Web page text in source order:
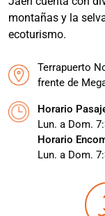
montañas y la
ecoturismo.
Terrapuerto
frente de
Horario
Lun. a Dom.
Horario
Lun. a Dom.